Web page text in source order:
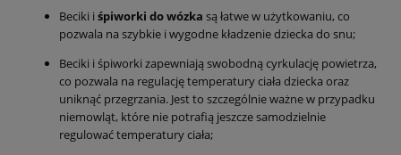
Beciki i śpiworki do wózka są łatwe w użytkowaniu, co
pozwala na szybkie i wygodne kładzenie dziecka do snu;
Beciki i śpiworki zapewniają swobodną cyrkulację powietrza,
co pozwala na regulację temperatury ciała dziecka oraz
uniknąć przegrzania. Jest to szczególnie ważne w przypadku
niemowląt, które nie potrafią jeszcze samodzielnie
regulować temperatury ciała;